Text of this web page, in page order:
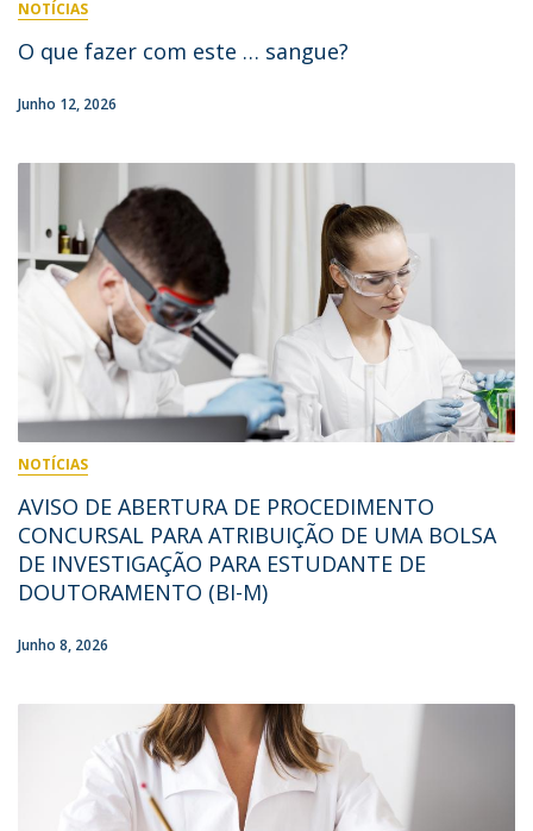
NOTÍCIAS
O que fazer com este … sangue?
Junho 12, 2026
NOTÍCIAS
AVISO DE ABERTURA DE PROCEDIMENTO
CONCURSAL PARA ATRIBUIÇÃO DE UMA BOLSA
DE INVESTIGAÇÃO PARA ESTUDANTE DE
DOUTORAMENTO (BI-M)
Junho 8, 2026